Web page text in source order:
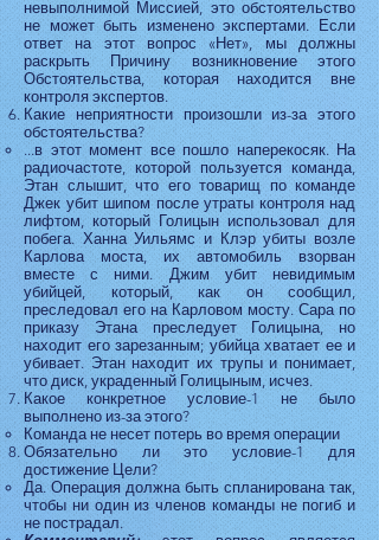
невыполнимой Миссией, это обстоятельство
не может быть изменено экспертами. Если
ответ на этот вопрос «Нет», мы должны
раскрыть Причину возникновение этого
Обстоятельства, которая находится вне
контроля экспертов.
Какие неприятности произошли из-за этого
обстоятельства?
...в этот момент все пошло наперекосяк. На
радиочастоте, которой пользуется команда,
Этан слышит, что его товарищ по команде
Джек убит шипом после утраты контроля над
лифтом, который Голицын использовал для
побега. Ханна Уильямс и Клэр убиты возле
Карлова моста, их автомобиль взорван
вместе с ними. Джим убит невидимым
убийцей, который, как он сообщил,
преследовал его на Карловом мосту. Сара по
приказу Этана преследует Голицына, но
находит его зарезанным; убийца хватает ее и
убивает. Этан находит их трупы и понимает,
что диск, украденный Голицыным, исчез.
Какое конкретное условие-1 не было
выполнено из-за этого?
Команда не несет потерь во время операции
Обязательно ли это условие-1 для
достижение Цели?
Да. Операция должна быть спланирована так,
чтобы ни один из членов команды не погиб и
не пострадал.